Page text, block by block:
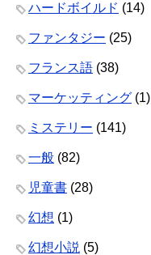
ハードボイルド (14)
ファンタジー (25)
フランス語 (38)
マーケッティング (1)
ミステリー (141)
一般 (82)
児童書 (28)
幻想 (1)
幻想小説 (5)